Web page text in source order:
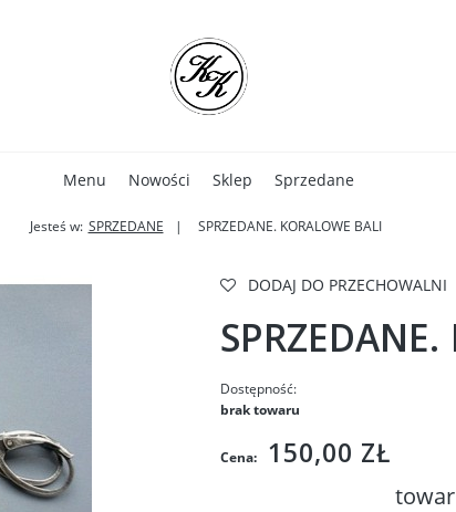
Menu Nowości Sklep Sprzedane
Jesteś w: SPRZEDANE SPRZEDANE. KORALOWE BALI
DODAJ DO PRZECHOWALNI
Dostępność:
brak towaru
Cena: 150,00 ZŁ